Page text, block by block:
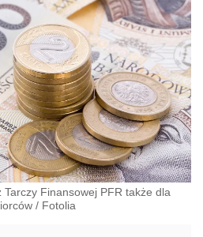
Finansowej PFR także dla
/ Fotolia